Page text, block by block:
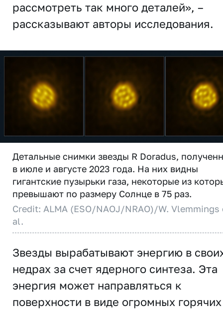
рассмотреть так много деталей», –
рассказывают авторы исследования.
Детальные снимки звезды R Doradus,
в июле и августе 2023 года. На них видны
гигантские пузырьки газа, некоторые из
превышают по размеру Солнце в 75 раз.
Credit: ALMA (ESO/NAOJ/NRAO)/W. Vlemmings
al.
Звезды вырабатывают энергию в
недрах за счет ядерного синтеза. Эта
энергия может направляться к
поверхности в виде огромных горячих